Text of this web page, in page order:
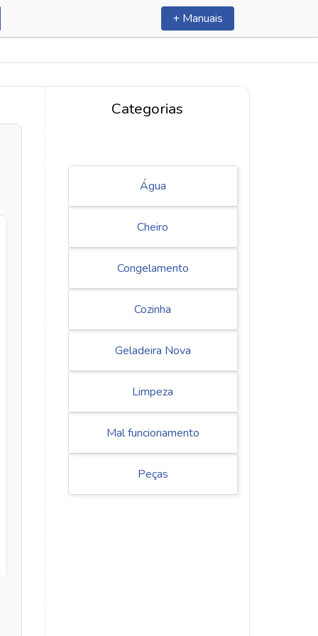
+ Manuais
Categorias
Água
Cheiro
Congelamento
Cozinha
Geladeira Nova
Limpeza
Mal funcionamento
Peças